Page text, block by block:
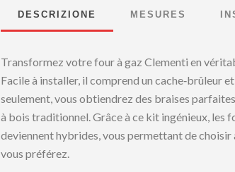
DESCRIZIONE MESURES
Transformez votre four à gaz Clementi en
Facile à installer, il comprend un cache‑brûleur
seulement, vous obtiendrez des braises
à bois traditionnel. Grâce à ce kit ingénieux, les
deviennent hybrides, vous permettant de
vous préférez.